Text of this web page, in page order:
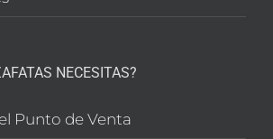
NECESITAS?
Punto de Venta